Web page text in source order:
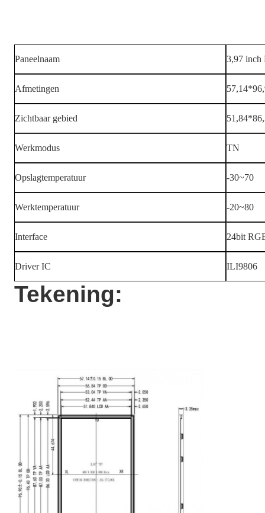
Paneelnaam 3,97 inch
Afmetingen
Zichtbaar gebied
Werkmodus TN
Opslagtemperatuur -30~70
Werktemperatuur -20~80
Interface 24bit
Driver IC ILI9806
Tekening: